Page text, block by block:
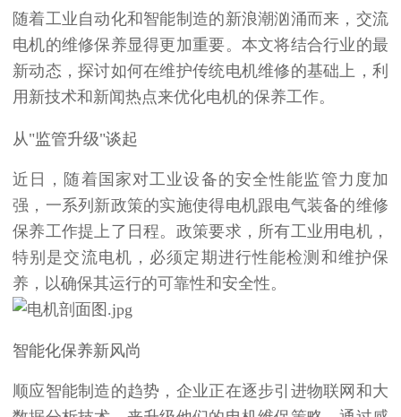
随着工业自动化和智能制造的新浪潮汹涌而来， 交流
电机的维修保养显得更加重要。本文将结合行业的最
新动态，探讨如何在维护传统电机维修的基础上，利
用新技术和新闻热点来优化电机的保养工作。
从"监管升级"谈起
近日，随着国家对工业设备的安全性能监管力度加
强，一系列新政策的实施使得电机跟电气装备的维修
保养工作提上了日程。政策要求，所有工业用电机，
特别是交流电机，必须定期进行性能检测和维护保
养，以确保其运行的可靠性和安全性。
智能化保养新风尚
顺应智能制造的趋势，企业正在逐步引进物联网和大